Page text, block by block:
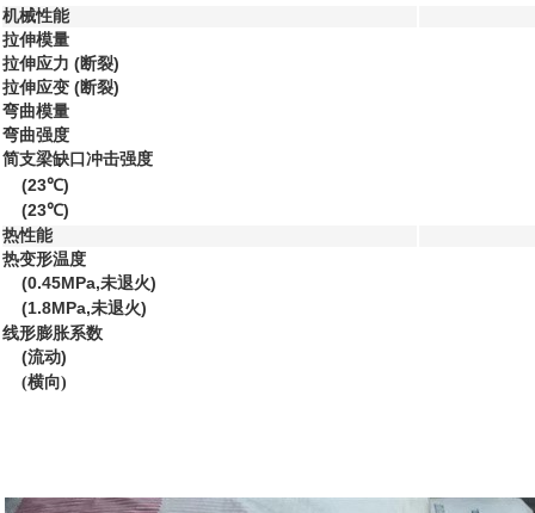
机械性能
拉伸模量
拉伸应力 (断裂)
拉伸应变 (断裂)
弯曲模量
弯曲强度
简支梁缺口冲击强度
(23℃)
(23℃)
热性能
热变形温度
(0.45MPa,未退火)
(1.8MPa,未退火)
线形膨胀系数
(流动)
(横向)